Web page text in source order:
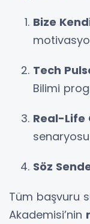
Bize
Tech
Bilimi
Real-Life
Söz
Tüm başvuru
Akademisi’nin